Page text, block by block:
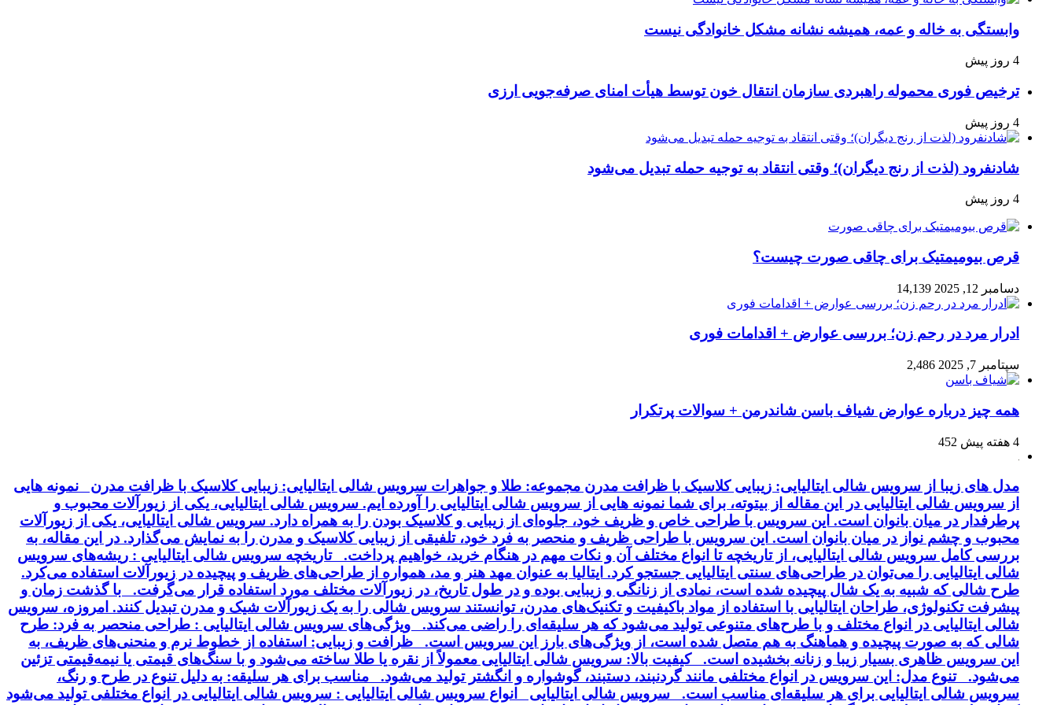
وابستگی به خاله و عمه، همیشه نشانه مشکل خانوادگی نیست
4 روز پیش
ترخیص فوری محموله راهبردی سازمان انتقال خون توسط هیأت امنای صرفه‌جویی ارزی
4 روز پیش
شادنفرود (لذت از رنج دیگران)؛ وقتی انتقاد به توجیه حمله تبدیل می‌شود
4 روز پیش
قرص بیومیمتیک برای چاقی صورت چیست؟
دسامبر 12, 2025 14,139
ادرار مرد در رحم زن؛ بررسی عوارض + اقدامات فوری
سپتامبر 7, 2025 2,486
همه چیز درباره عوارض شیاف باسن شاندرمن + سوالات پرتکرار
4 هفته پیش 452
مدل های زیبا از سرویس شالی ایتالیایی: زیبایی کلاسیک با ظرافت مدرن مجموعه: طلا و جواهرات سرویس شالی ایتالیایی: زیبایی کلاسیک با ظرافت مدرن نمونه هایی
از سرویس شالی ایتالیایی در این مقاله از بیتوته، برای شما نمونه هایی از سرویس شالی ایتالیایی را آورده ایم. سرویس شالی ایتالیایی، یکی از زیورآلات محبوب و
پرطرفدار در میان بانوان است. این سرویس با طراحی خاص و ظریف خود، جلوه‌ای از زیبایی و کلاسیک بودن را به همراه دارد. سرویس شالی ایتالیایی، یکی از زیورآلات
محبوب و چشم نواز در میان بانوان است. این سرویس با طراحی ظریف و منحصر به فرد خود، تلفیقی از زیبایی کلاسیک و مدرن را به نمایش می‌گذارد. در این مقاله، به
بررسی کامل سرویس شالی ایتالیایی، از تاریخچه تا انواع مختلف آن و نکات مهم در هنگام خرید، خواهیم پرداخت. تاریخچه سرویس شالی ایتالیایی : ریشه‌های سرویس
شالی ایتالیایی را می‌توان در طراحی‌های سنتی ایتالیایی جستجو کرد. ایتالیا به عنوان مهد هنر و مد، همواره از طراحی‌های ظریف و پیچیده در زیورآلات استفاده می‌کرد.
طرح شالی که شبیه به یک شال پیچیده شده است، نمادی از زنانگی و زیبایی بوده و در طول تاریخ، در زیورآلات مختلف مورد استفاده قرار می‌گرفت. با گذشت زمان و
پیشرفت تکنولوژی، طراحان ایتالیایی با استفاده از مواد باکیفیت و تکنیک‌های مدرن، توانستند سرویس شالی را به یک زیورآلات شیک و مدرن تبدیل کنند. امروزه، سرویس
شالی ایتالیایی در انواع مختلف و با طرح‌های متنوعی تولید می‌شود که هر سلیقه‌ای را راضی می‌کند. ویژگی‌های سرویس شالی ایتالیایی : طراحی منحصر به فرد: طرح
شالی که به صورت پیچیده و هماهنگ به هم متصل شده است، از ویژگی‌های بارز این سرویس است. ظرافت و زیبایی: استفاده از خطوط نرم و منحنی‌های ظریف، به
این سرویس ظاهری بسیار زیبا و زنانه بخشیده است. کیفیت بالا: سرویس شالی ایتالیایی معمولاً از نقره یا طلا ساخته می‌شود و با سنگ‌های قیمتی یا نیمه‌قیمتی تزئین
می‌شود. تنوع مدل: این سرویس در انواع مختلفی مانند گردنبند، دستبند، گوشواره و انگشتر تولید می‌شود. مناسب برای هر سلیقه: به دلیل تنوع در طرح و رنگ،
سرویس شالی ایتالیایی برای هر سلیقه‌ای مناسب است. سرویس شالی ایتالیایی انواع سرویس شالی ایتالیایی : سرویس شالی ایتالیایی در انواع مختلفی تولید می‌شود